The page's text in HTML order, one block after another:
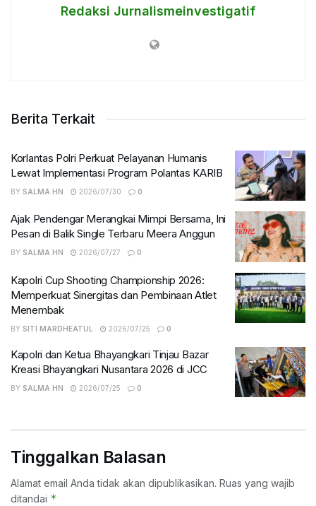
Redaksi Jurnalismeinvestigatif
Berita Terkait
Korlantas Polri Perkuat Pelayanan Humanis
Lewat Implementasi Program Polantas KARIB
BY SALMA HN 2026/07/30 0
Ajak Pendengar Merangkai Mimpi Bersama, Ini
Pesan di Balik Single Terbaru Meera Anggun
BY SALMA HN 2026/07/27 0
Kapolri Cup Shooting Championship 2026:
Memperkuat Sinergitas dan Pembinaan Atlet
Menembak
BY SITI MARDHEATUL 2026/07/25 0
Kapolri dan Ketua Bhayangkari Tinjau Bazar
Kreasi Bhayangkari Nusantara 2026 di JCC
BY SALMA HN 2026/07/25 0
Tinggalkan Balasan
Alamat email Anda tidak akan dipublikasikan. Ruas yang wajib
ditandai *